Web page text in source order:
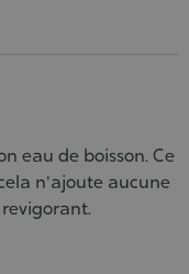
eau de boisson. Ce
n'ajoute aucune